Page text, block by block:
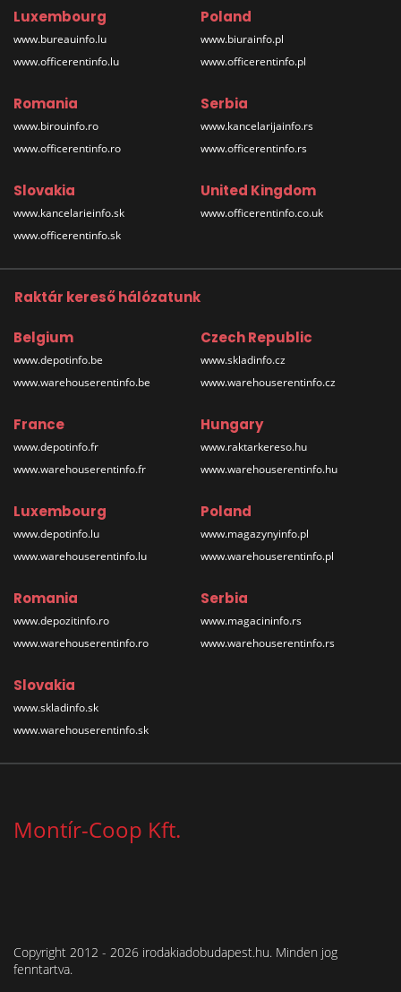
Luxembourg
www.bureauinfo.lu
www.officerentinfo.lu
Poland
www.biurainfo.pl
www.officerentinfo.pl
Romania
www.birouinfo.ro
www.officerentinfo.ro
Serbia
www.kancelarijainfo.rs
www.officerentinfo.rs
Slovakia
www.kancelarieinfo.sk
www.officerentinfo.sk
United Kingdom
www.officerentinfo.co.uk
Raktár kereső hálózatunk
Belgium
www.depotinfo.be
www.warehouserentinfo.be
Czech Republic
www.skladinfo.cz
www.warehouserentinfo.cz
France
www.depotinfo.fr
www.warehouserentinfo.fr
Hungary
www.raktarkereso.hu
www.warehouserentinfo.hu
Luxembourg
www.depotinfo.lu
www.warehouserentinfo.lu
Poland
www.magazynyinfo.pl
www.warehouserentinfo.pl
Romania
www.depozitinfo.ro
www.warehouserentinfo.ro
Serbia
www.magacininfo.rs
www.warehouserentinfo.rs
Slovakia
www.skladinfo.sk
www.warehouserentinfo.sk
Montír-Coop Kft.
Copyright 2012 - 2026 irodakiadobudapest.hu. Minden jog
fenntartva.